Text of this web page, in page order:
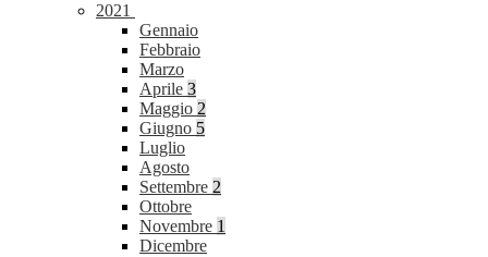
2021
Gennaio
Febbraio
Marzo
Aprile 3
Maggio 2
Giugno 5
Luglio
Agosto
Settembre 2
Ottobre
Novembre 1
Dicembre